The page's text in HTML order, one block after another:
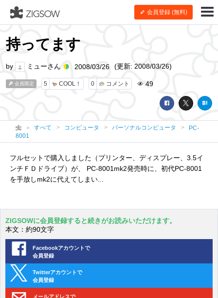
会員登録 (無料)
持ってます
会員限定 5 COOL！ 0 コメント 49
by ミューさん 2008/03/26 (更新: 2008/03/26)
すべて コンピュータ パーソナルコンピュータ
PC-
8001
フルセットで購入しました（プリンター、ディスプレー、3.5イ
ンチＦＤドライブ）が、 PC-8001mk2発売時に、初代PC-8001
を手放しmk2に代えてしまい...
ZIGSOWに会員登録すると続きがお読みいただけます。
本文：約90文字
Facebookアカウントで
会員登録
Twitterアカウントで
会員登録
メールアドレスで